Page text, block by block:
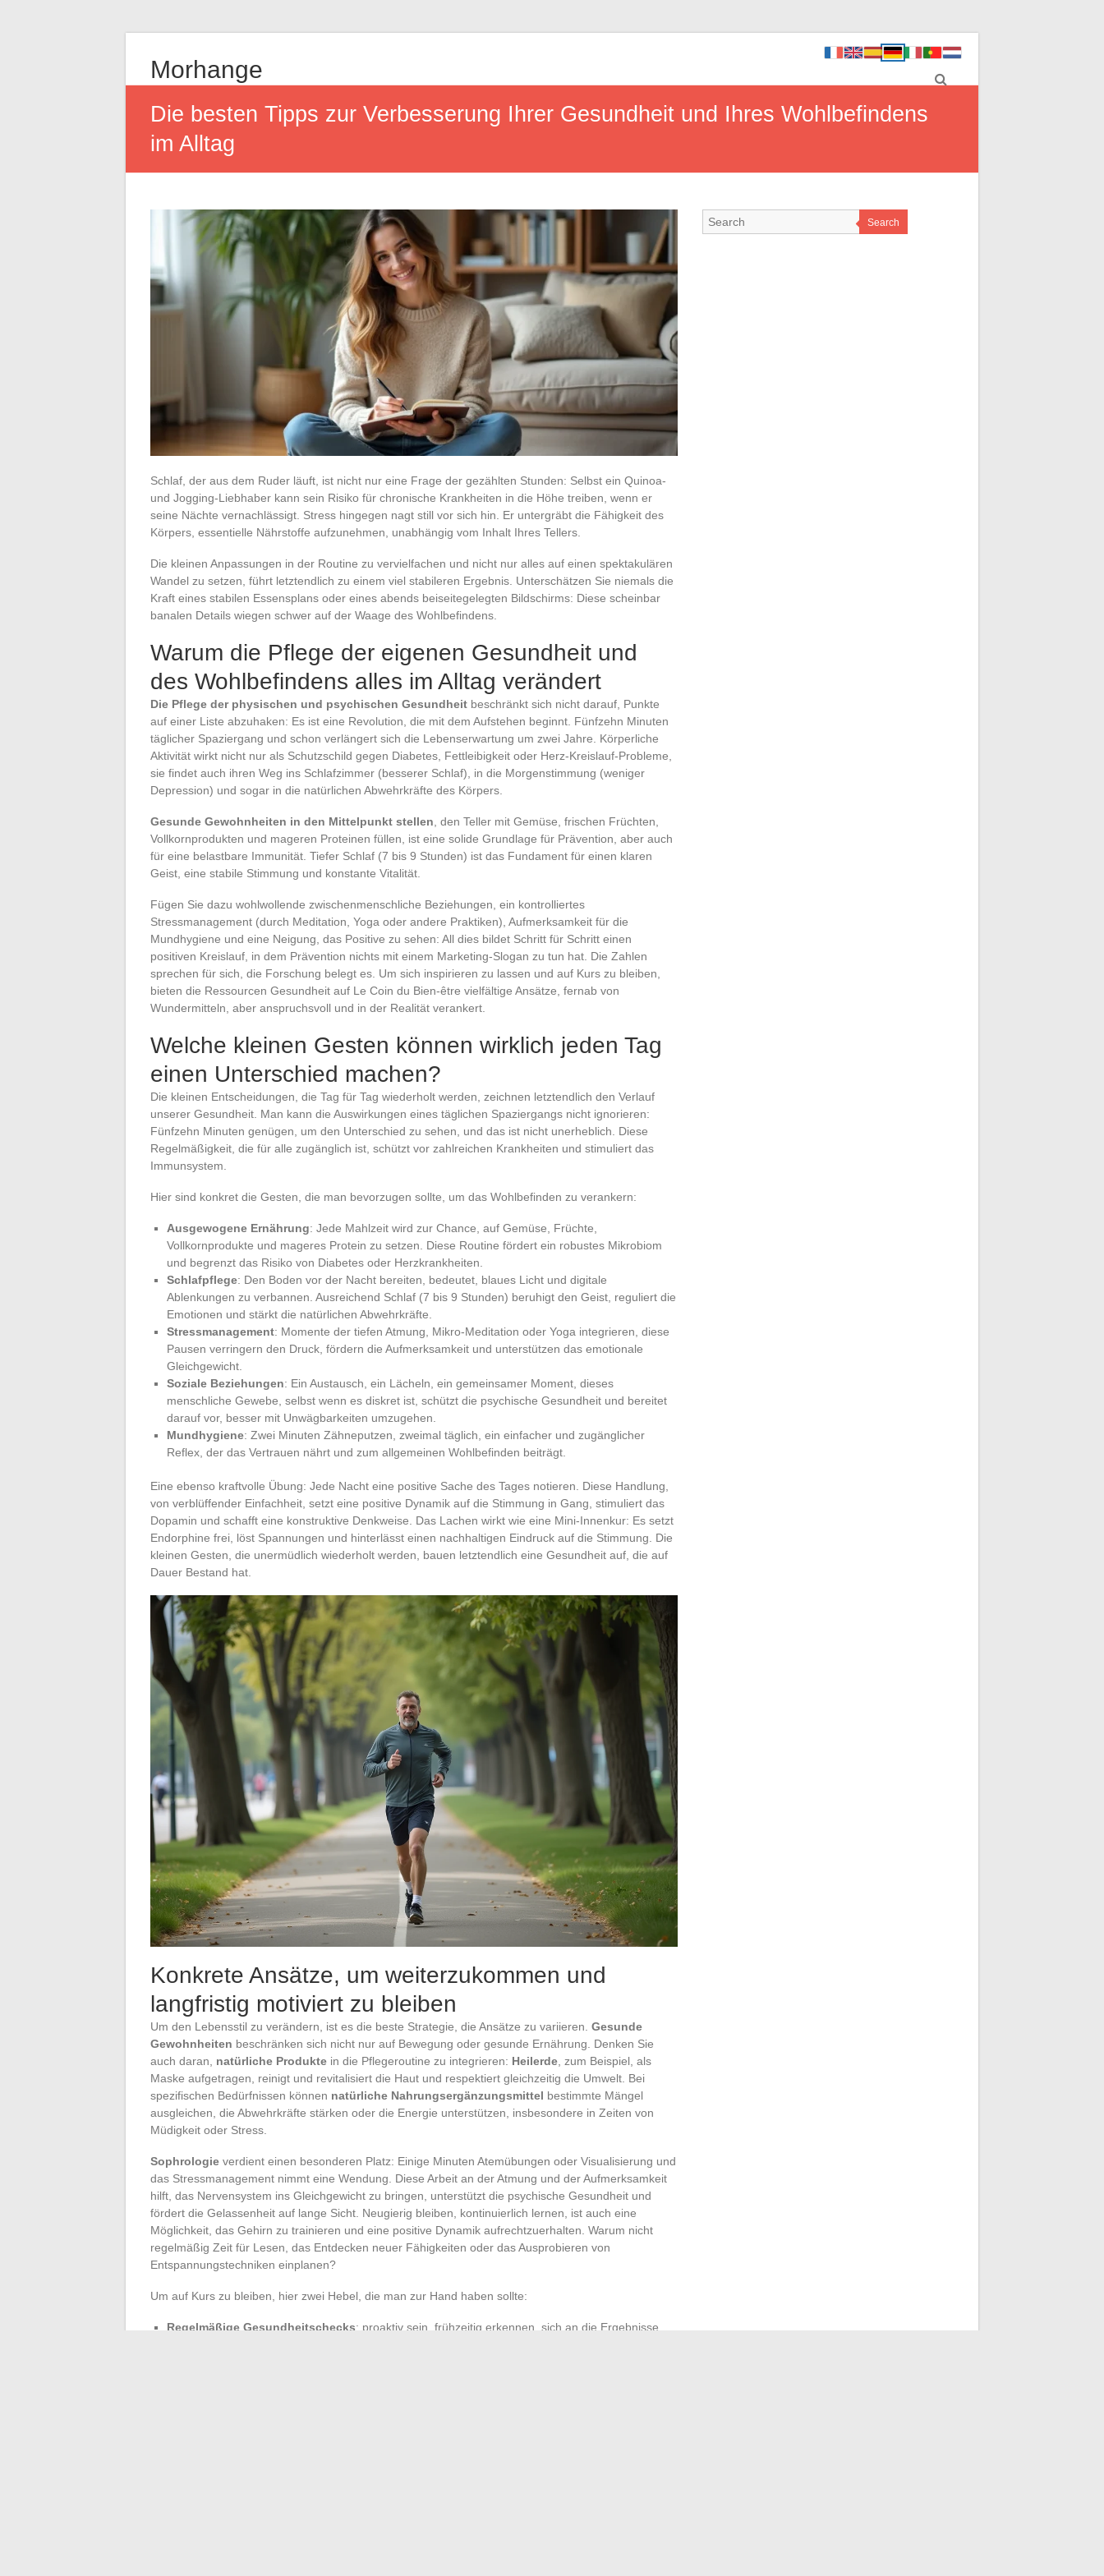
Morhange
Die besten Tipps zur Verbesserung Ihrer Gesundheit und Ihres Wohlbefindens
im Alltag
Schlaf, der aus dem Ruder läuft, ist nicht nur eine Frage der gezählten Stunden: Selbst ein Quinoa-
und Jogging-Liebhaber kann sein Risiko für chronische Krankheiten in die Höhe treiben, wenn er
seine Nächte vernachlässigt. Stress hingegen nagt still vor sich hin. Er untergräbt die Fähigkeit des
Körpers, essentielle Nährstoffe aufzunehmen, unabhängig vom Inhalt Ihres Tellers.
Die kleinen Anpassungen in der Routine zu vervielfachen und nicht nur alles auf einen spektakulären
Wandel zu setzen, führt letztendlich zu einem viel stabileren Ergebnis. Unterschätzen Sie niemals die
Kraft eines stabilen Essensplans oder eines abends beiseitegelegten Bildschirms: Diese scheinbar
banalen Details wiegen schwer auf der Waage des Wohlbefindens.
Warum die Pflege der eigenen Gesundheit und
des Wohlbefindens alles im Alltag verändert
Die Pflege der physischen und psychischen Gesundheit beschränkt sich nicht darauf, Punkte
auf einer Liste abzuhaken: Es ist eine Revolution, die mit dem Aufstehen beginnt. Fünfzehn Minuten
täglicher Spaziergang und schon verlängert sich die Lebenserwartung um zwei Jahre. Körperliche
Aktivität wirkt nicht nur als Schutzschild gegen Diabetes, Fettleibigkeit oder Herz-Kreislauf-Probleme,
sie findet auch ihren Weg ins Schlafzimmer (besserer Schlaf), in die Morgenstimmung (weniger
Depression) und sogar in die natürlichen Abwehrkräfte des Körpers.
Gesunde Gewohnheiten in den Mittelpunkt stellen , den Teller mit Gemüse, frischen Früchten,
Vollkornprodukten und mageren Proteinen füllen, ist eine solide Grundlage für Prävention, aber auch
für eine belastbare Immunität. Tiefer Schlaf (7 bis 9 Stunden) ist das Fundament für einen klaren
Geist, eine stabile Stimmung und konstante Vitalität.
Fügen Sie dazu wohlwollende zwischenmenschliche Beziehungen, ein kontrolliertes
Stressmanagement (durch Meditation, Yoga oder andere Praktiken), Aufmerksamkeit für die
Mundhygiene und eine Neigung, das Positive zu sehen: All dies bildet Schritt für Schritt einen
positiven Kreislauf, in dem Prävention nichts mit einem Marketing-Slogan zu tun hat. Die Zahlen
sprechen für sich, die Forschung belegt es. Um sich inspirieren zu lassen und auf Kurs zu bleiben,
bieten die Ressourcen Gesundheit auf Le Coin du Bien-être vielfältige Ansätze, fernab von
Wundermitteln, aber anspruchsvoll und in der Realität verankert.
Welche kleinen Gesten können wirklich jeden Tag
einen Unterschied machen?
Die kleinen Entscheidungen, die Tag für Tag wiederholt werden, zeichnen letztendlich den Verlauf
unserer Gesundheit. Man kann die Auswirkungen eines täglichen Spaziergangs nicht ignorieren:
Fünfzehn Minuten genügen, um den Unterschied zu sehen, und das ist nicht unerheblich. Diese
Regelmäßigkeit, die für alle zugänglich ist, schützt vor zahlreichen Krankheiten und stimuliert das
Immunsystem.
Hier sind konkret die Gesten, die man bevorzugen sollte, um das Wohlbefinden zu verankern:
Ausgewogene Ernährung: Jede Mahlzeit wird zur Chance, auf Gemüse, Früchte,
Vollkornprodukte und mageres Protein zu setzen. Diese Routine fördert ein robustes Mikrobiom
und begrenzt das Risiko von Diabetes oder Herzkrankheiten.
Schlafpflege: Den Boden vor der Nacht bereiten, bedeutet, blaues Licht und digitale
Ablenkungen zu verbannen. Ausreichend Schlaf (7 bis 9 Stunden) beruhigt den Geist, reguliert die
Emotionen und stärkt die natürlichen Abwehrkräfte.
Stressmanagement: Momente der tiefen Atmung, Mikro-Meditation oder Yoga integrieren, diese
Pausen verringern den Druck, fördern die Aufmerksamkeit und unterstützen das emotionale
Gleichgewicht.
Soziale Beziehungen: Ein Austausch, ein Lächeln, ein gemeinsamer Moment, dieses
menschliche Gewebe, selbst wenn es diskret ist, schützt die psychische Gesundheit und bereitet
darauf vor, besser mit Unwägbarkeiten umzugehen.
Mundhygiene: Zwei Minuten Zähneputzen, zweimal täglich, ein einfacher und zugänglicher
Reflex, der das Vertrauen nährt und zum allgemeinen Wohlbefinden beiträgt.
Eine ebenso kraftvolle Übung: Jede Nacht eine positive Sache des Tages notieren. Diese Handlung,
von verblüffender Einfachheit, setzt eine positive Dynamik auf die Stimmung in Gang, stimuliert das
Dopamin und schafft eine konstruktive Denkweise. Das Lachen wirkt wie eine Mini-Innenkur: Es setzt
Endorphine frei, löst Spannungen und hinterlässt einen nachhaltigen Eindruck auf die Stimmung. Die
kleinen Gesten, die unermüdlich wiederholt werden, bauen letztendlich eine Gesundheit auf, die auf
Dauer Bestand hat.
Konkrete Ansätze, um weiterzukommen und
langfristig motiviert zu bleiben
Um den Lebensstil zu verändern, ist es die beste Strategie, die Ansätze zu variieren. Gesunde
Gewohnheiten beschränken sich nicht nur auf Bewegung oder gesunde Ernährung. Denken Sie
auch daran, natürliche Produkte in die Pflegeroutine zu integrieren: Heilerde , zum Beispiel, als
Maske aufgetragen, reinigt und revitalisiert die Haut und respektiert gleichzeitig die Umwelt. Bei
spezifischen Bedürfnissen können natürliche Nahrungsergänzungsmittel bestimmte Mängel
ausgleichen, die Abwehrkräfte stärken oder die Energie unterstützen, insbesondere in Zeiten von
Müdigkeit oder Stress.
Sophrologie verdient einen besonderen Platz: Einige Minuten Atemübungen oder Visualisierung und
das Stressmanagement nimmt eine Wendung. Diese Arbeit an der Atmung und der Aufmerksamkeit
hilft, das Nervensystem ins Gleichgewicht zu bringen, unterstützt die psychische Gesundheit und
fördert die Gelassenheit auf lange Sicht. Neugierig bleiben, kontinuierlich lernen, ist auch eine
Möglichkeit, das Gehirn zu trainieren und eine positive Dynamik aufrechtzuerhalten. Warum nicht
regelmäßig Zeit für Lesen, das Entdecken neuer Fähigkeiten oder das Ausprobieren von
Entspannungstechniken einplanen?
Um auf Kurs zu bleiben, hier zwei Hebel, die man zur Hand haben sollte:
Regelmäßige Gesundheitschecks: proaktiv sein, frühzeitig erkennen, sich an die Ergebnisse
Search